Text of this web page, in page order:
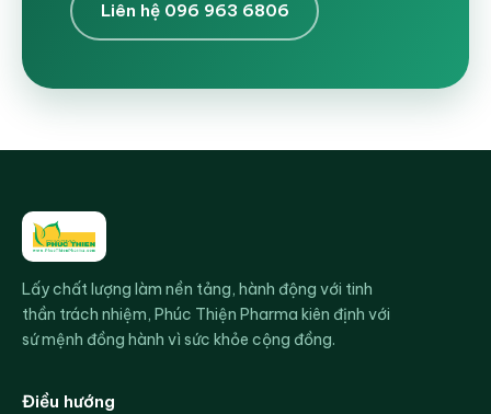
Liên hệ 096 963 6806
Lấy chất lượng làm nền tảng, hành động với tinh
thần trách nhiệm, Phúc Thiện Pharma kiên định với
sứ mệnh đồng hành vì sức khỏe cộng đồng.
Điều hướng